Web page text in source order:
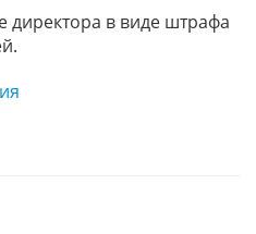
директора в виде штрафа